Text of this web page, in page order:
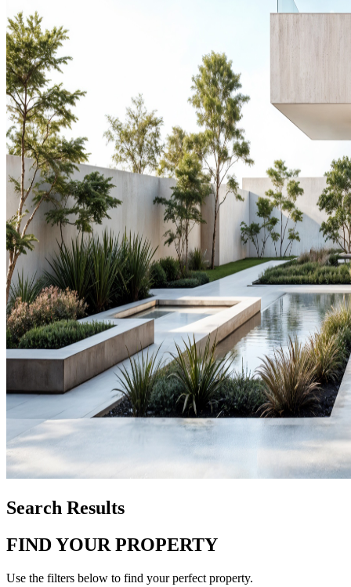
Search Results
FIND YOUR PROPERTY
Use the filters below to find your perfect property.